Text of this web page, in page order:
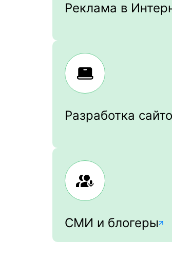
Реклама в
Разработка
СМИ и блогеры